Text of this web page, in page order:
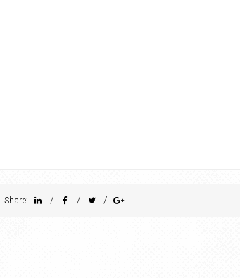
Share: / / /